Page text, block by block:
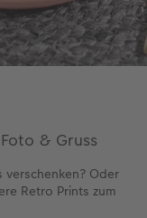
& Gruss
verschenken? Oder
Retro Prints zum